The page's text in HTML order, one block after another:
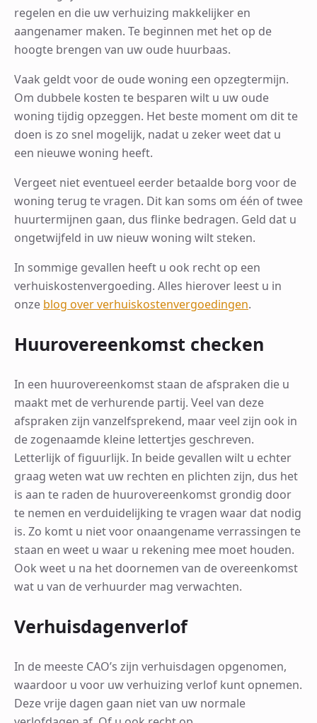
regelen en die uw verhuizing makkelijker en
aangenamer maken. Te beginnen met het op de
hoogte brengen van uw oude huurbaas.
Vaak geldt voor de oude woning een opzegtermijn.
Om dubbele kosten te besparen wilt u uw oude
woning tijdig opzeggen. Het beste moment om dit te
doen is zo snel mogelijk, nadat u zeker weet dat u
een nieuwe woning heeft.
Vergeet niet eventueel eerder betaalde borg voor de
woning terug te vragen. Dit kan soms om één of twee
huurtermijnen gaan, dus flinke bedragen. Geld dat u
ongetwijfeld in uw nieuw woning wilt steken.
In sommige gevallen heeft u ook recht op een
verhuiskostenvergoeding. Alles hierover leest u in
onze blog over verhuiskostenvergoedingen.
Huurovereenkomst checken
In een huurovereenkomst staan de afspraken die u
maakt met de verhurende partij. Veel van deze
afspraken zijn vanzelfsprekend, maar veel zijn ook in
de zogenaamde kleine lettertjes geschreven.
Letterlijk of figuurlijk. In beide gevallen wilt u echter
graag weten wat uw rechten en plichten zijn, dus het
is aan te raden de huurovereenkomst grondig door
te nemen en verduidelijking te vragen waar dat nodig
is. Zo komt u niet voor onaangename verrassingen te
staan en weet u waar u rekening mee moet houden.
Ook weet u na het doornemen van de overeenkomst
wat u van de verhuurder mag verwachten.
Verhuisdagenverlof
In de meeste CAO’s zijn verhuisdagen opgenomen,
waardoor u voor uw verhuizing verlof kunt opnemen.
Deze vrije dagen gaan niet van uw normale